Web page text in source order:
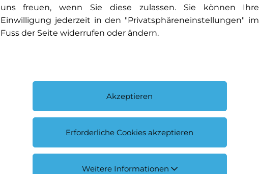
uns freuen, wenn Sie diese zulassen. Sie können Ihre
Einwilligung jederzeit in den "Privatsphäreneinstellungen" im
Fuss der Seite widerrufen oder ändern.
Akzeptieren
Erforderliche Cookies akzeptieren
Weitere Informationen